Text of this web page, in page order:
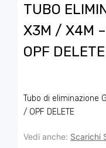
TUBO
X3M / X4M
OPF DELETE
Tubo di eliminazione
/ OPF DELETE
Vedi anche: Scarichi